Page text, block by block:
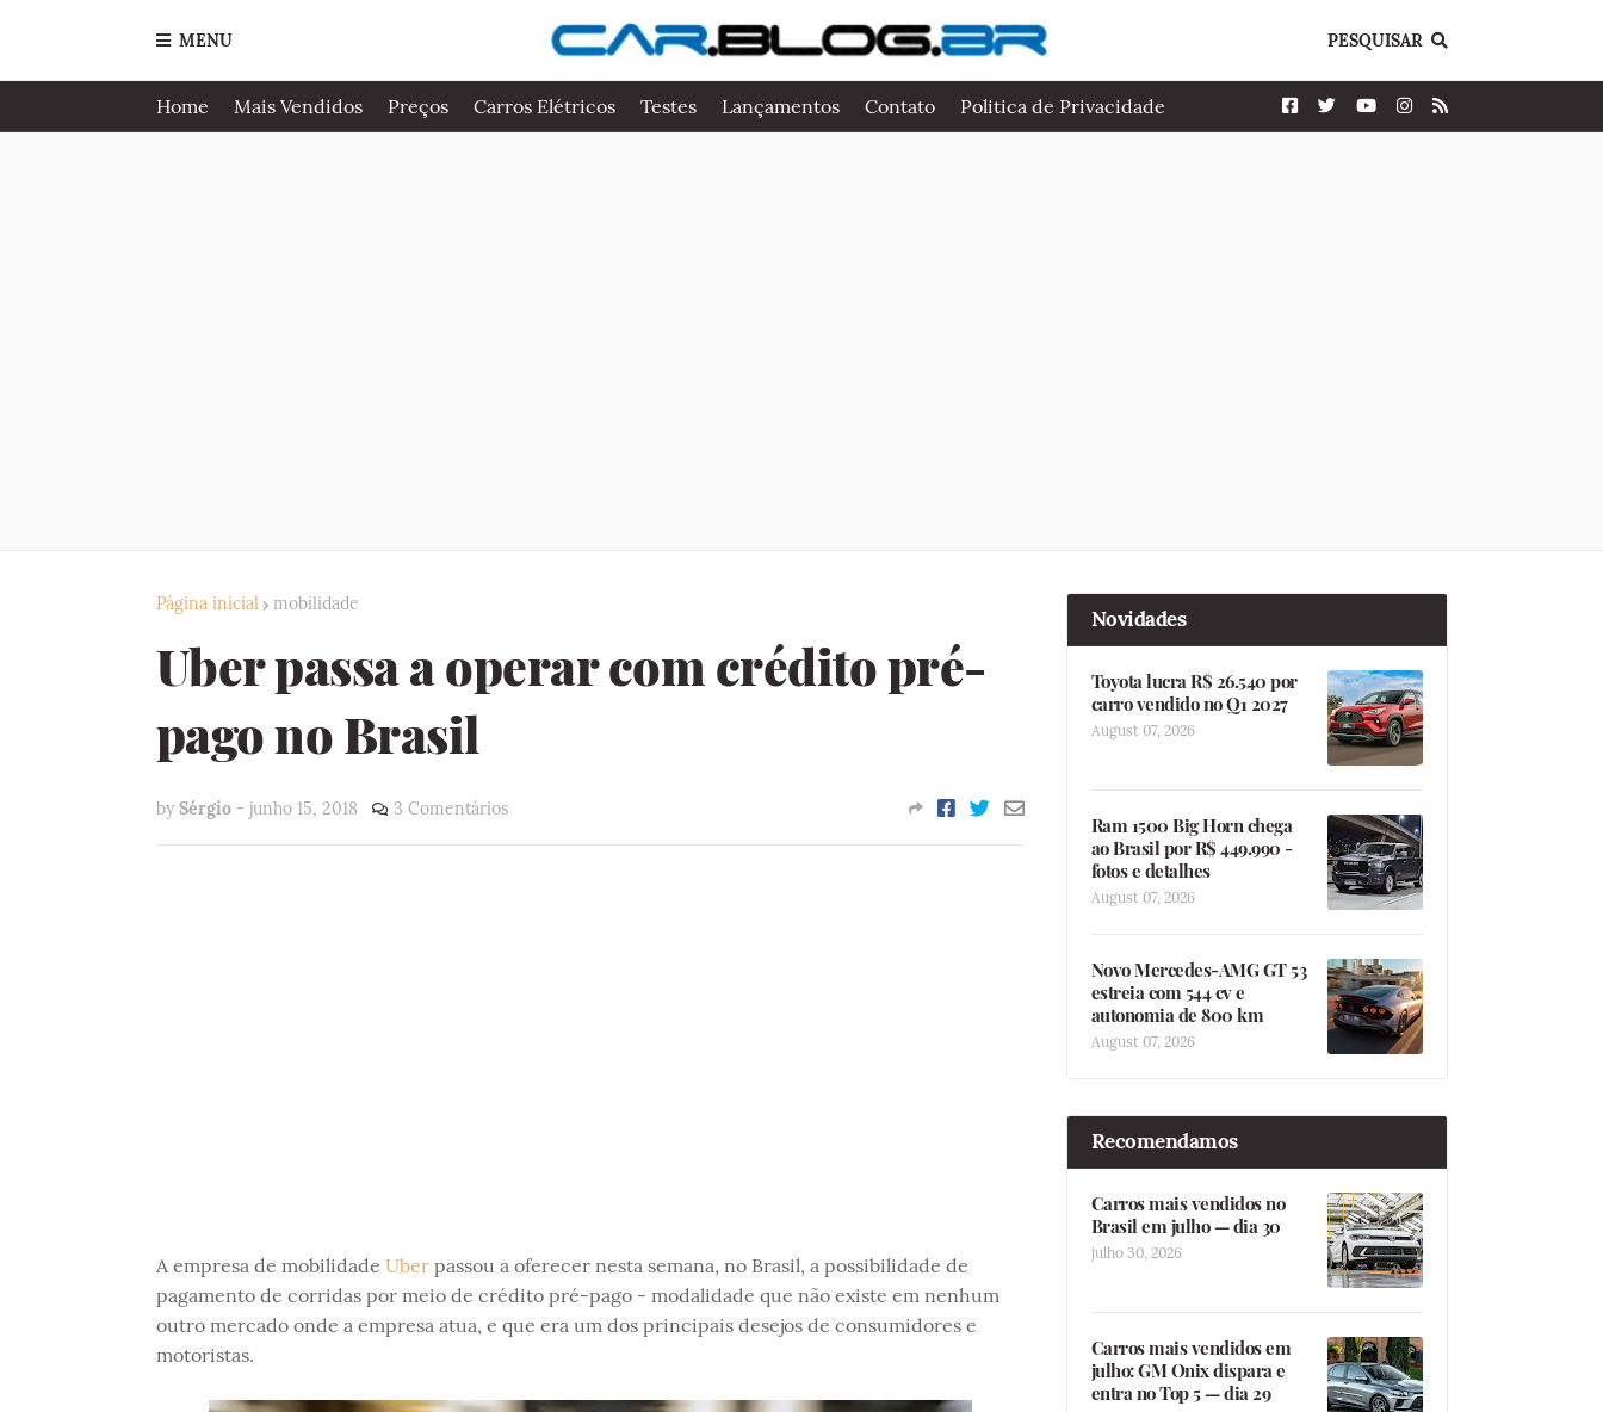
MENU PESQUISAR
Home Mais Vendidos Preços Carros Elétricos Testes Lançamentos Contato Politica de Privacidade
Página inicial mobilidade
Uber passa a operar com crédito pré-
pago no Brasil
by Sérgio - junho 15, 2018 3 Comentários
A empresa de mobilidade Uberpassou a oferecer nesta semana, no Brasil, a possibilidade de
pagamento de corridas por meio de crédito pré-pago - modalidade que não existe em nenhum
outro mercado onde a empresa atua, e que era um dos principais desejos de consumidores e
motoristas.
Novidades
Toyota lucra R$ 26.540 por
carro vendido no Q1 2027
August 07, 2026
Ram 1500 Big Horn chega
ao Brasil por R$ 449.990 -
fotos e detalhes
August 07, 2026
Novo Mercedes-AMG GT 53
estreia com 544 cv e
autonomia de 800 km
August 07, 2026
Recomendamos
Carros mais vendidos no
Brasil em julho — dia 30
julho 30, 2026
Carros mais vendidos em
julho: GM Onix dispara e
entra no Top 5 — dia 29